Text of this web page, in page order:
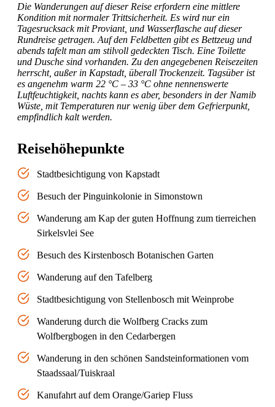
Die Wanderungen auf dieser Reise erfordern eine mittlere
Kondition mit normaler Trittsicherheit. Es wird nur ein
Tagesrucksack mit Proviant, und Wasserflasche auf dieser
Rundreise getragen. Auf den Feldbetten gibt es Bettzeug und
abends tafelt man am stilvoll gedeckten Tisch. Eine Toilette
und Dusche sind vorhanden. Zu den angegebenen Reisezeiten
herrscht, außer in Kapstadt, überall Trockenzeit. Tagsüber ist
es angenehm warm 22 °C – 33 °C ohne nennenswerte
Luftfeuchtigkeit, nachts kann es aber, besonders in der Namib
Wüste, mit Temperaturen nur wenig über dem Gefrierpunkt,
empfindlich kalt werden.
Reisehöhepunkte
Stadtbesichtigung von Kapstadt
Besuch der Pinguinkolonie in Simonstown
Wanderung am Kap der guten Hoffnung zum tierreichen
Sirkelsvlei See
Besuch des Kirstenbosch Botanischen Garten
Wanderung auf den Tafelberg
Stadtbesichtigung von Stellenbosch mit Weinprobe
Wanderung durch die Wolfberg Cracks zum
Wolfbergbogen in den Cedarbergen
Wanderung in den schönen Sandsteinformationen vom
Staadssaal/Tuiskraal
Kanufahrt auf dem Orange/Gariep Fluss